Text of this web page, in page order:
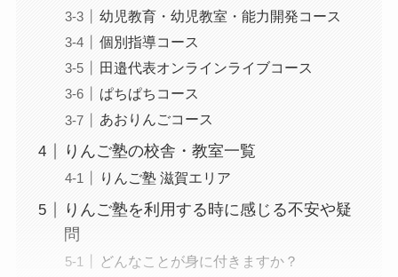
幼児教育・幼児教室・能力開発コース
個別指導コース
田邉代表オンラインライブコース
ぱちぱちコース
あおりんごコース
りんご塾の校舎・教室一覧
りんご塾 滋賀エリア
りんご塾を利用する時に感じる不安や疑
問
どんなことが身に付きますか？